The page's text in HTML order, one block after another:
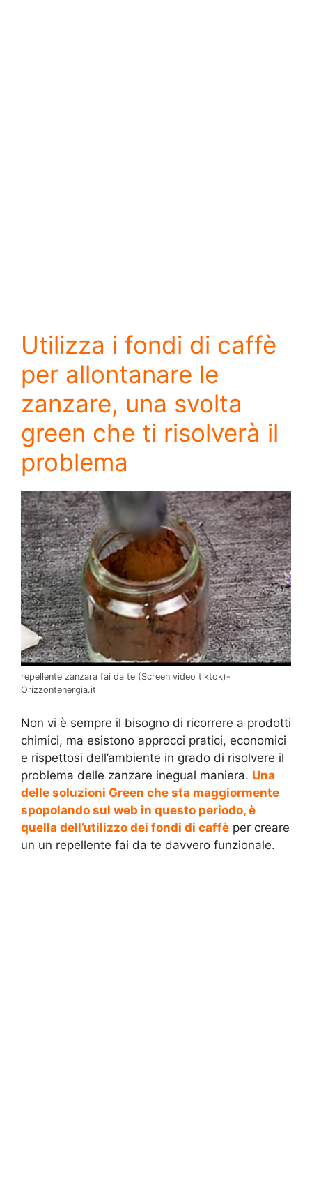
Utilizza i fondi di caffè
per allontanare le
zanzare, una svolta
green che ti risolverà il
problema
repellente zanzara fai da te (Screen video tiktok)-
Orizzontenergia.it
Non vi è sempre il bisogno di ricorrere a prodotti
chimici, ma esistono approcci pratici, economici
e rispettosi dell’ambiente in grado di risolvere il
problema delle zanzare inegual maniera. Una
delle soluzioni Green che sta maggiormente
spopolando sul web in questo periodo, è
quella dell’utilizzo dei fondi di caffè per creare
un un repellente fai da te davvero funzionale.